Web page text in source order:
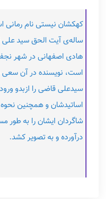
ساله‌ی آیت الحق سید
هادی اصفهانی در شهر
است، نویسنده در آن سعی
سیدعلی قاضی را ازبدو
اساتیدشان و همچنین
شاگردان ایشان را به طور
درآورده و به تصویر کشد.